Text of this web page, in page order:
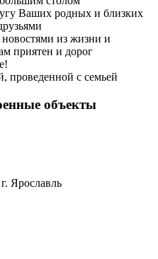
Ваших родных и близких
из жизни и
приятен и дорог
проведенной с семьей
объекты
Ярославль